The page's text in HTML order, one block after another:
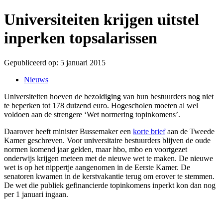
Universiteiten krijgen uitstel
inperken topsalarissen
Gepubliceerd op: 5 januari 2015
Nieuws
Universiteiten hoeven de bezoldiging van hun bestuurders nog niet
te beperken tot 178 duizend euro. Hogescholen moeten al wel
voldoen aan de strengere ‘Wet normering topinkomens’.
Daarover heeft minister Bussemaker een korte briefaan de Tweede
Kamer geschreven. Voor universitaire bestuurders blijven de oude
normen komend jaar gelden, maar hbo, mbo en voortgezet
onderwijs krijgen meteen met de nieuwe wet te maken. De nieuwe
wet is op het nippertje aangenomen in de Eerste Kamer. De
senatoren kwamen in de kerstvakantie terug om erover te stemmen.
De wet die publiek gefinancierde topinkomens inperkt kon dan nog
per 1 januari ingaan.